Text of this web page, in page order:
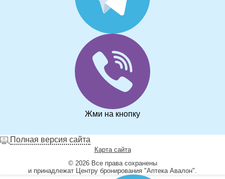
Жми на кнопку
Полная версия сайта
Карта сайта
© 2026 Все права сохранены
и принадлежат Центру бронирования "Аптека Авалон".